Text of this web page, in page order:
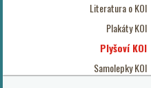
Literatura o KOI
Plakáty KOI
Plyšoví KOI
Samolepky KOI